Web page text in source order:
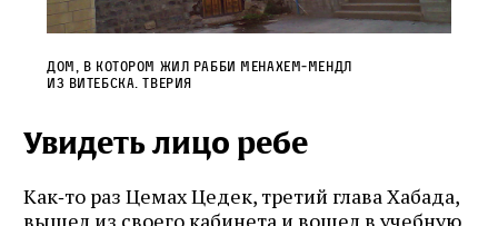
Дом, в котором жил рабби Менахем‑Мендл
из Витебска. Тверия
Увидеть лицо ребе
Как‑то раз Цемах Цедек, третий глава Хабада,
вышел из своего кабинета и вошел в учебную